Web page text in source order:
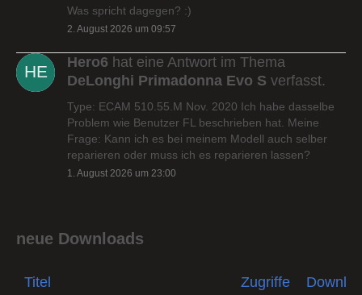
Was spricht dagegen? :)
2. August 2026 um 09:57
Hero6 hat eine Antwort im Thema
DeLonghi Primadonna Evo S verfasst.
Type: ECAM 510.55.M Nov. 2020 Ich habe dasselbe
Problem wie Benutzer FL beschrieben hat. Meine
Frage: Kann ich es bei meinem Modell auch selber
reparieren oder muss ich es reparieren lassen?
1. August 2026 um 23:00
neue Downloads
Titel Zugriffe